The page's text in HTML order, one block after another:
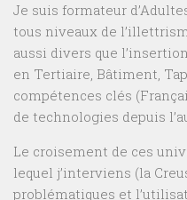
Je suis formateur
tous niveaux de
aussi divers que
en Tertiaire, Bâtiment,
compétences clés
de technologies depuis
Le croisement de ces
lequel j’interviens (la
problématiques et